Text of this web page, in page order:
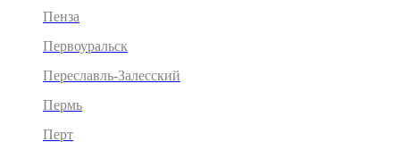
Пенза
Первоуральск
Переславль-Залесский
Пермь
Перт